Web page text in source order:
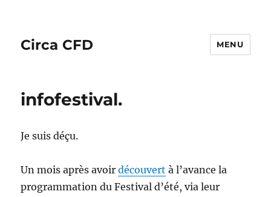
Circa CFD MENU
infofestival.
Je suis déçu.
Un mois après avoirdécouvert à l’avance la
programmation du Festival d’été, via leur